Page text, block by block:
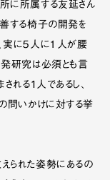
に所属する友延さん
善する椅子の開発を
実に５人に１人が腰
発研究は必須とも言
れる1人であるし、
問いかけに対する挙
られた姿勢にあるの